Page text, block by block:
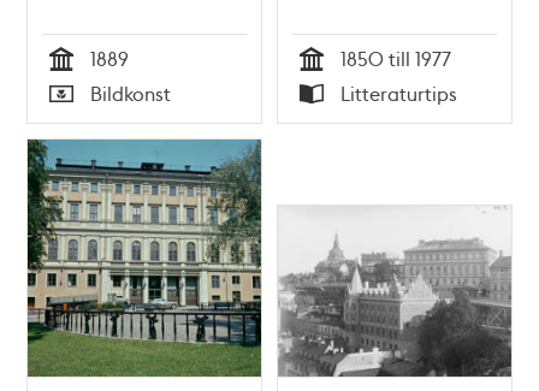
Tid
1889
Typ
Bildkonst Tid
1850 till 1977
Typ
Litteraturtips